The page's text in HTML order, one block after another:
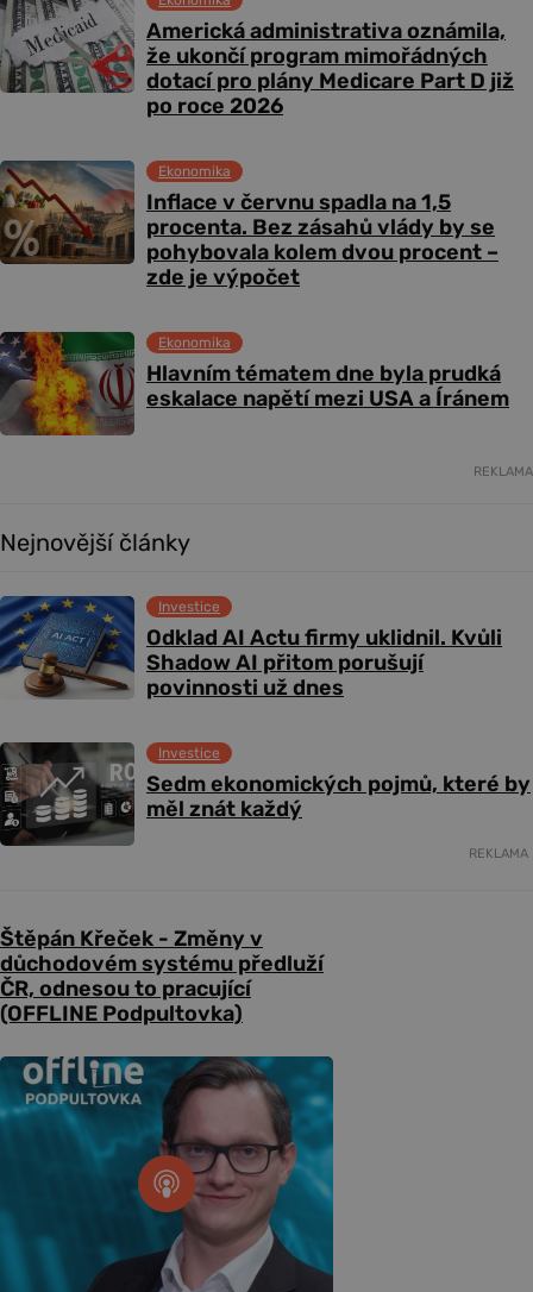
Americká administrativa oznámila,
že ukončí program mimořádných
dotací pro plány Medicare Part D již
po roce 2026
Inflace v červnu spadla na 1,5
procenta. Bez zásahů vlády by se
pohybovala kolem dvou procent –
zde je výpočet
Ekonomika
Hlavním tématem dne byla prudká
eskalace napětí mezi USA a Íránem
Ekonomika
REKLAMA
Nejnovější články
Odklad AI Actu firmy uklidnil. Kvůli
Shadow AI přitom porušují
povinnosti už dnes
Investice
Sedm ekonomických pojmů, které by
měl znát každý
Investice
REKLAMA
Štěpán Křeček - Změny v
důchodovém systému předluží
ČR, odnesou to pracující
(OFFLINE Podpultovka)